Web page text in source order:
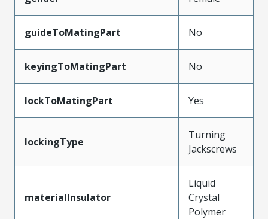
guideToMatingPart No
keyingToMatingPart No
lockToMatingPart Yes
lockingType
Turning
Jackscrews
materialInsulator
Liquid
Crystal
Polymer